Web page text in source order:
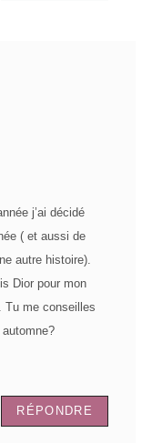
j’ai décidé
( et aussi de
autre histoire).
Dior pour mon
Tu me conseilles
RÉPONDRE